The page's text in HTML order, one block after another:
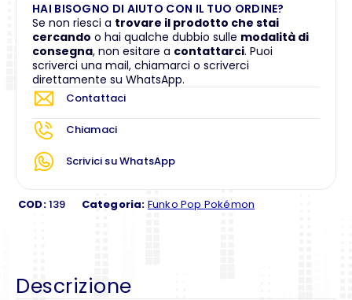
HAI BISOGNO DI AIUTO CON IL TUO ORDINE?
Se non riesci a trovare il prodotto che stai
cercando o hai qualche dubbio sulle modalità di
consegna, non esitare a contattarci. Puoi
scriverci una mail, chiamarci o scriverci
direttamente su WhatsApp.
Contattaci
Chiamaci
Scrivici su WhatsApp
COD:139 Categoria: Funko Pop Pokémon
Descrizione